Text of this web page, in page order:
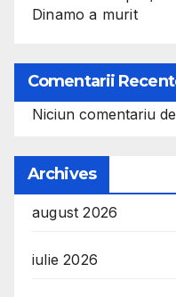
Dinamo a murit
Comentarii
Niciun comentariu
Archives
august 2026
iulie 2026